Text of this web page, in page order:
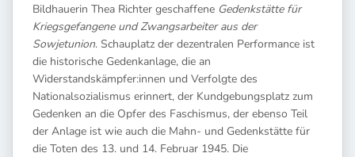
Bildhauerin Thea Richter geschaffene Gedenkstätte für
Kriegsgefangene und Zwangsarbeiter aus der
Sowjetunion. Schauplatz der dezentralen Performance ist
die historische Gedenkanlage, die an
Widerstandskämpfer:innen und Verfolgte des
Nationalsozialismus erinnert, der Kundgebungsplatz zum
Gedenken an die Opfer des Faschismus, der ebenso Teil
der Anlage ist wie auch die Mahn- und Gedenkstätte für
die Toten des 13. und 14. Februar 1945. Die